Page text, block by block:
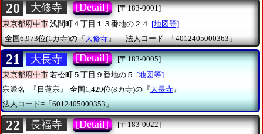
20 大修寺 [Detail]
[〒183-0001]
東京都府中市 浅間町４丁目１３番地の２４ [地図等]
全国6,973位(1カ寺)の『大修寺』 法人コード=「4012405000363」
21 大長寺 [Detail]
[〒183-0005]
東京都府中市 若松町５丁目９番地の５ [地図等]
宗派名=『日蓮宗』
全国1,429位(8カ寺)の『大長寺』
法人コード=「6012405000353」
22 長福寺 [Detail]
[〒183-0022]